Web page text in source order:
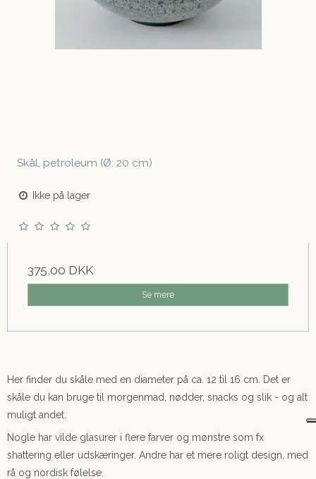
Skål, petroleum (Ø: 20 cm)
Ikke på lager
375,00 DKK
Se mere
Her finder du skåle med en diameter på ca. 12 til 16 cm. Det er
skåle du kan bruge til morgenmad, nødder, snacks og slik - og alt
muligt andet.
Nogle har vilde glasurer i flere farver og mønstre som fx
shattering eller udskæringer. Andre har et mere roligt design, med
rå og nordisk følelse.